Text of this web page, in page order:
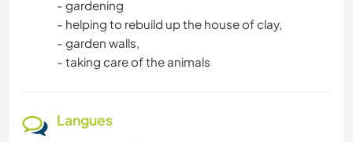
- gardening
- helping to rebuild up the house of clay,
- garden walls,
- taking care of the animals
Langues